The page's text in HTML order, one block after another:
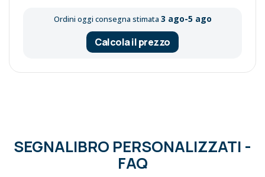
Ordini oggi consegna stimata 3 ago-5 ago
Calcola il prezzo
SEGNALIBRO PERSONALIZZATI -
FAQ